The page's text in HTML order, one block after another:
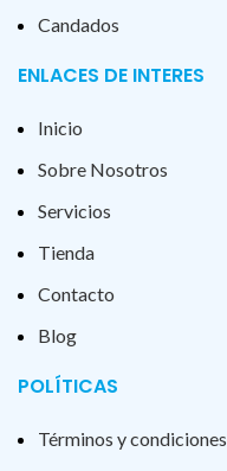
Candados
ENLACES DE INTERES
Inicio
Sobre Nosotros
Servicios
Tienda
Contacto
Blog
POLÍTICAS
Términos y condiciones